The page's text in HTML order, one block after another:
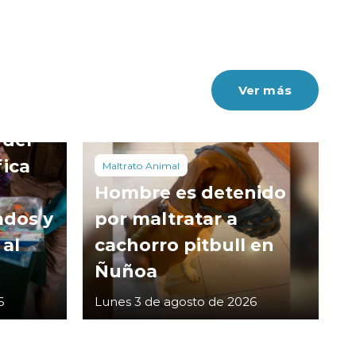
Ver más
y
Maltrato Animal
Hombre es detenido
por maltratar a
cachorro pitbull en
Ñuñoa
Lunes 3 de agosto de 2026